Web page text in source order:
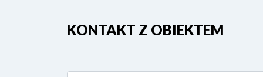
KONTAKT Z OBIEKTEM